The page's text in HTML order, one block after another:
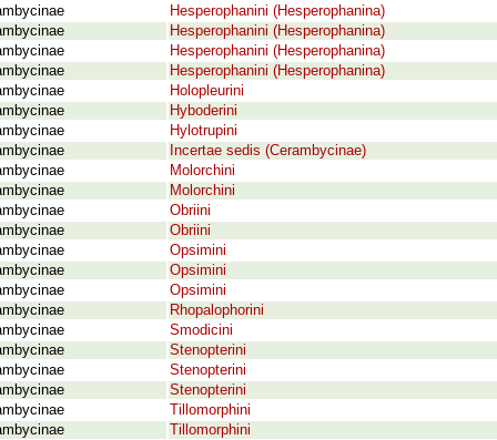
Hesperophanini (Hesperophanina)
Hesperophanini (Hesperophanina)
Hesperophanini (Hesperophanina)
Hesperophanini (Hesperophanina)
Holopleurini
Hyboderini
Hylotrupini
Incertae sedis (Cerambycinae)
Molorchini
Molorchini
Obriini
Obriini
Opsimini
Opsimini
Opsimini
Rhopalophorini
Smodicini
Stenopterini
Stenopterini
Stenopterini
Tillomorphini
Tillomorphini